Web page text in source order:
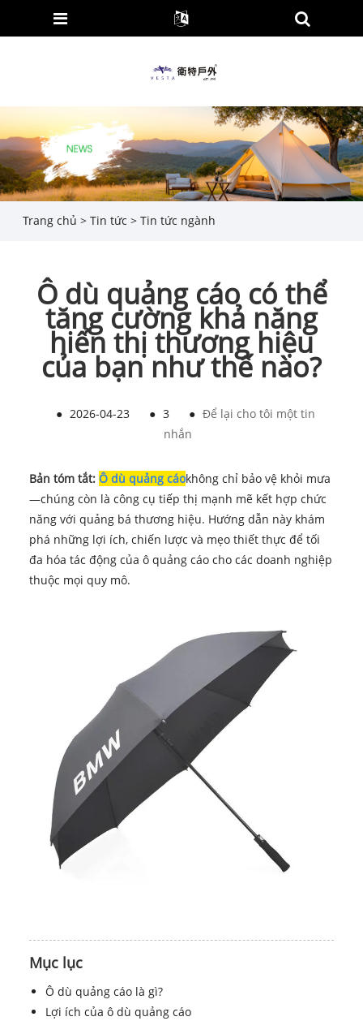
Trang chủ > Tin tức > Tin tức ngành
Ô dù quảng cáo có thể
tăng cường khả năng
hiển thị thương hiệu
của bạn như thế nào?
● 2026-04-23 ● 3 ● Để lại cho tôi một tin
nhắn
Bản tóm tắt: Ô dù quảng cáokhông chỉ bảo vệ khỏi mưa
—chúng còn là công cụ tiếp thị mạnh mẽ kết hợp chức
năng với quảng bá thương hiệu. Hướng dẫn này khám
phá những lợi ích, chiến lược và mẹo thiết thực để tối
đa hóa tác động của ô quảng cáo cho các doanh nghiệp
thuộc mọi quy mô.
Mục lục
Ô dù quảng cáo là gì?
Lợi ích của ô dù quảng cáo